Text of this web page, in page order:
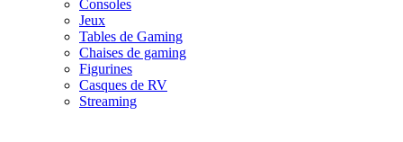
Consoles
Jeux
Tables de Gaming
Chaises de gaming
Figurines
Casques de RV
Streaming